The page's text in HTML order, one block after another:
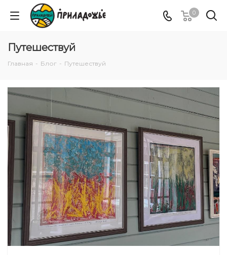
0
Путешествуй
Главная - Блог - Путешествуй